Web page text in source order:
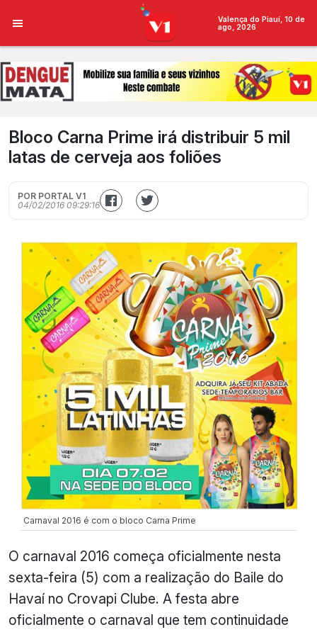
Valença do Piauí, 10 de
ago, 2026
Bloco Carna Prime irá distribuir 5 mil
latas de cerveja aos foliões
POR PORTAL V1
04/02/2016 09:29:16
Carnaval 2016 é com o bloco Carna Prime
O carnaval 2016 começa oficialmente nesta
sexta-feira (5) com a realização do Baile do
Havaí no Crovapi Clube. A festa abre
oficialmente o carnaval que tem continuidade